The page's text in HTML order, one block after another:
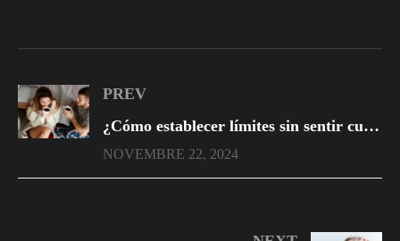
PREV
¿Cómo establecer límites sin sentir culpa?
NOVEMBRE 22, 2024